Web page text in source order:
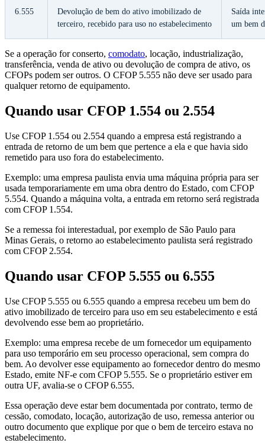
6.555
Devolução de bem do ativo imobilizado de
terceiro, recebido para uso no estabelecimento
Saída
um bem
Se a operação for conserto, comodato, locação, industrialização,
transferência, venda de ativo ou devolução de compra de ativo, os
CFOPs podem ser outros. O CFOP 5.555 não deve ser usado para
qualquer retorno de equipamento.
Quando usar CFOP 1.554 ou 2.554
Use CFOP 1.554 ou 2.554 quando a empresa está registrando a
entrada de retorno de um bem que pertence a ela e que havia sido
remetido para uso fora do estabelecimento.
Exemplo: uma empresa paulista envia uma máquina própria para ser
usada temporariamente em uma obra dentro do Estado, com CFOP
5.554. Quando a máquina volta, a entrada em retorno será registrada
com CFOP 1.554.
Se a remessa foi interestadual, por exemplo de São Paulo para
Minas Gerais, o retorno ao estabelecimento paulista será registrado
com CFOP 2.554.
Quando usar CFOP 5.555 ou 6.555
Use CFOP 5.555 ou 6.555 quando a empresa recebeu um bem do
ativo imobilizado de terceiro para uso em seu estabelecimento e está
devolvendo esse bem ao proprietário.
Exemplo: uma empresa recebe de um fornecedor um equipamento
para uso temporário em seu processo operacional, sem compra do
bem. Ao devolver esse equipamento ao fornecedor dentro do mesmo
Estado, emite NF-e com CFOP 5.555. Se o proprietário estiver em
outra UF, avalia-se o CFOP 6.555.
Essa operação deve estar bem documentada por contrato, termo de
cessão, comodato, locação, autorização de uso, remessa anterior ou
outro documento que explique por que o bem de terceiro estava no
estabelecimento.